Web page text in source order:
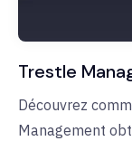
Trestle
Découvrez
Management